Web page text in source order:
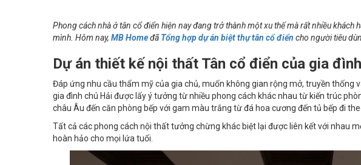
Phong cách nhà ở tân cổ điển hiện nay đang trở thành một xu thế mà rất nhiều
mình. Hôm nay, MB HomeđãTổng hợp dự án biệt thự tân cổ điển cho người tiêu
Dự án thiết kế nội thất Tân cổ điển của gia
Đáp ứng nhu cầu thẩm mỹ của gia chủ, muốn không gian rộng mở, truyền thống
gia đình chú Hải được lấy ý tưởng từ nhiều phong cách khác nhau từ kiến trúc
châu Âu đến căn phòng bếp với gam màu trắng từ đá hoa cương đến tủ bếp đi
Tất cả các phong cách nội thất tưởng chừng khác biệt lại được liên kết với nhau
hoàn hảo cho mọi lứa tuổi.